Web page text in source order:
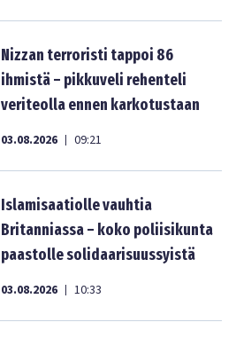
Nizzan terroristi tappoi 86
ihmistä – pikkuveli rehenteli
veriteolla ennen karkotustaan
03.08.2026 | 09:21
Islamisaatiolle vauhtia
Britanniassa – koko poliisikunta
paastolle solidaarisuussyistä
03.08.2026 | 10:33